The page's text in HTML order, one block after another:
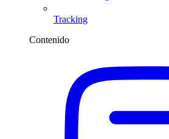
Tracking
Contenido